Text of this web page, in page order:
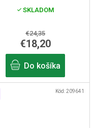
SKLADOM
€24,35
€18,20
Do košíka
Kód:209641